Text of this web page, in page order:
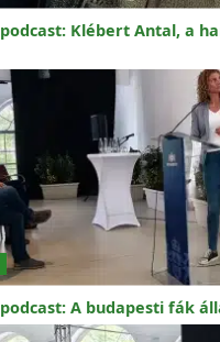
Klébert Antal, a
A budapesti fák